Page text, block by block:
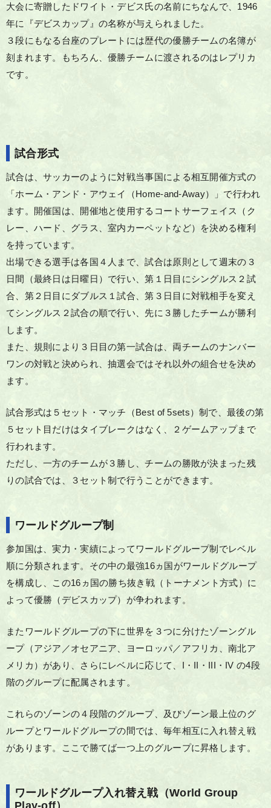
大会に寄贈したドワイト・デビス氏の名前にちなんで、1946
年に『デビスカップ』の名称が与えられました。
３段にもなる台座のプレートには歴代の優勝チームの名簿が
刻まれます。もちろん、優勝チームに渡されるのはレプリカ
です。
試合形式
試合は、サッカーのように対戦当事国による相互開催方式の
「ホーム・アンド・アウェイ（Home-and-Away）」で行われ
ます。開催国は、開催地と使用するコートサーフェイス（ク
レー、ハード、グラス、室内カーペットなど）を決める権利
を持っています。
出場できる選手は各国４人まで、試合は原則として週末の３
日間（最終日は日曜日）で行い、第１日目にシングルス２試
合、第２日目にダブルス１試合、第３日目に対戦相手を変え
てシングルス２試合の順で行い、先に３勝したチームが勝利
します。
また、規則により３日目の第一試合は、両チームのナンバー
ワンの対戦と決められ、抽選会ではそれ以外の組合せを決め
ます。
試合形式は５セット・マッチ（Best of 5sets）制で、最後の第
５セット目だけはタイブレークはなく、２ゲームアップまで
行われます。
ただし、一方のチームが３勝し、チームの勝敗が決まった残
りの試合では、３セット制で行うことができます。
ワールドグループ制
参加国は、実力・実績によってワールドグループ制でレベル
順に分類されます。その中の最強16ヵ国がワールドグループ
を構成し、この16ヵ国の勝ち抜き戦（トーナメント方式）に
よって優勝（デビスカップ）が争われます。
またワールドグループの下に世界を３つに分けたゾーングル
ープ（アジア／オセアニア、ヨーロッパ／アフリカ、南北ア
メリカ）があり、さらにレベルに応じて、I・II・III・IV の4段
階のグループに配属されます。
これらのゾーンの４段階のグループ、及びゾーン最上位のグ
ループとワールドグループの間では、毎年相互に入れ替え戦
があります。ここで勝てば一つ上のグループに昇格します。
ワールドグループ入れ替え戦（World Group
Play-off）